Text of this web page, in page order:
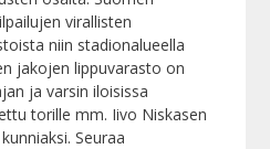
virallisten
niin stadionalueella
jakojen lippuvarasto on
ja varsin iloisissa
torille mm. Iivo Niskasen
Seuraa